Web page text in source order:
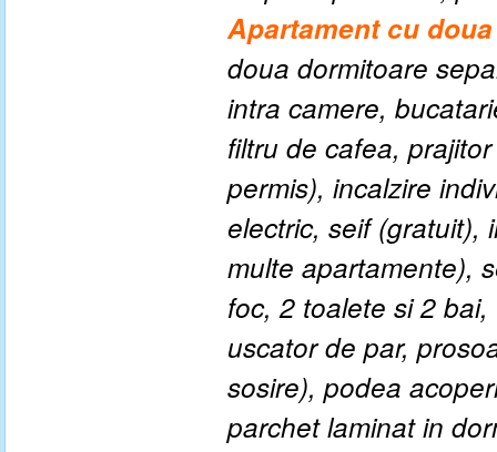
Apartament cu
doua dormitoare
intra camere,
filtru de cafea,
permis), incalzire
electric, seif (gratuit),
multe apartamente),
foc, 2 toalete si 2
uscator de par,
sosire), podea
parchet laminat in